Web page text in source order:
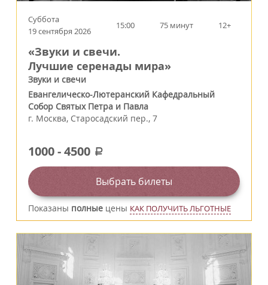
Суббота
19 сентября 2026
15:00 75 минут 12+
«Звуки и свечи.
Лучшие серенады мира»
Звуки и свечи
Евангелическо-Лютеранский Кафедральный
Собор Святых Петра и Павла
г. Москва, Старосадский пер., 7
1000-4500 a
Выбрать билеты
Показаны полные цены КАК ПОЛУЧИТЬ ЛЬГОТНЫЕ